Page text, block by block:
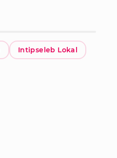
Intipseleb Lokal